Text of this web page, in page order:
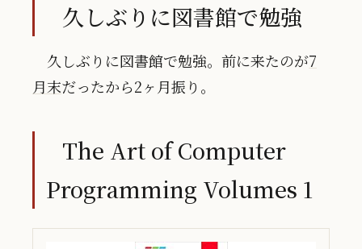
久しぶりに図書館で勉強
久しぶりに図書館で勉強。前に来たのが7
月末だったから2ヶ月振り。
The Art of Computer
Programming Volumes 1